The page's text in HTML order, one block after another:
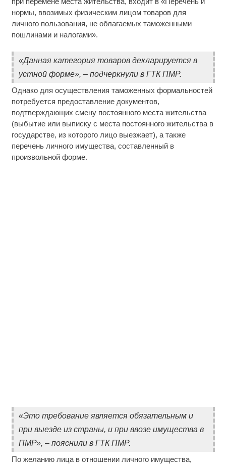
нормы, ввозимых физическим лицом товаров для
личного пользования, не облагаемых таможенными
пошлинами и налогами».
«Данная категория товаров декларируется в
устной форме», – подчеркнули в ГТК ПМР.
Однако для осуществления таможенных формальностей
потребуется предоставление документов,
подтверждающих смену постоянного места жительства
(выбытие или выписку с места постоянного жительства в
государстве, из которого лицо выезжает), а также
перечень личного имущества, составленный в
произвольной форме.
«Это требование является обязательным и
при выезде из страны, и при ввозе имущества в
ПМР», – пояснили в ГТК ПМР.
По желанию лица в отношении личного имущества,